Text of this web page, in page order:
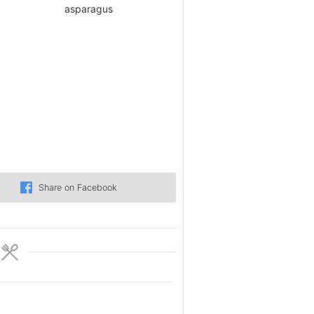
Share on Facebook